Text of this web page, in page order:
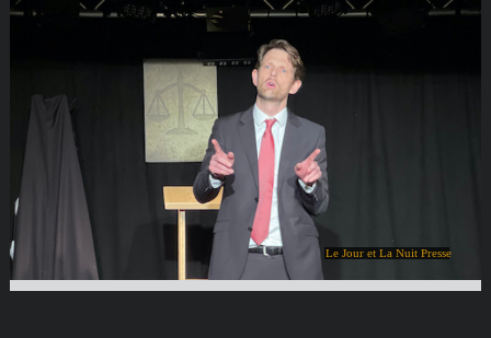
Le Jour et La Nuit Presse